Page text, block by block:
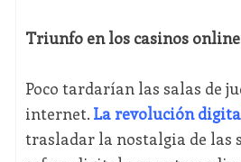
Triunfo en los casinos online
Poco tardarían las salas de
internet. La revolución
trasladar la nostalgia de las